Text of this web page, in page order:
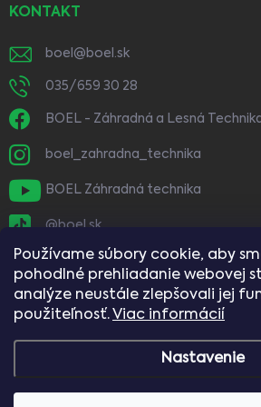
Používame súbory cookie, aby
pohodlné prehliadanie webovej
analýze neustále zlepšovali jej
použiteľnosť. Viac informácií
Nastavenie
KONTAKT
boel @ boel.sk
035/659 30 28
BOEL - Záhradná a Lesná
boel_zahradna_technika
BOEL Záhradná technika
@boel.sk